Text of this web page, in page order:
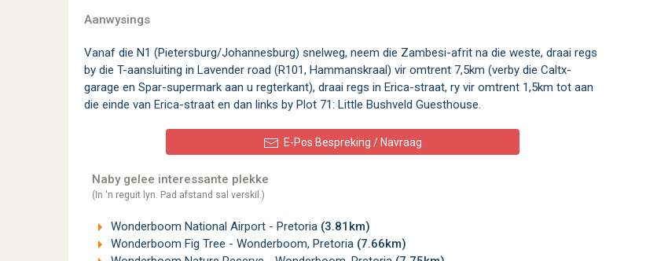
Aanwysings
Vanaf die N1 (Pietersburg/Johannesburg) snelweg, neem die Zambesi-afrit na die weste, draai regs
by die T-aansluiting in Lavender road (R101, Hammanskraal) vir omtrent 7,5km (verby die Caltx-
garage en Spar-supermark aan u regterkant), draai regs in Erica-straat, ry vir omtrent 1,5km tot aan
die einde van Erica-straat en dan links by Plot 71: Little Bushveld Guesthouse.
E-Pos Bespreking / Navraag
Naby gelee interessante plekke
(In 'n reguit lyn. Pad afstand sal verskil.)
Wonderboom National Airport - Pretoria (3.81km)
Wonderboom Fig Tree - Wonderboom, Pretoria (7.66km)